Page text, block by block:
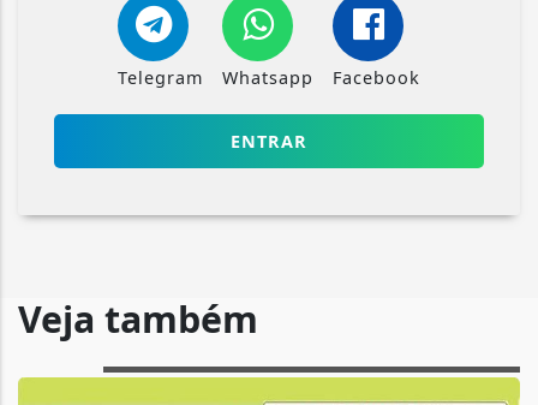
Telegram Whatsapp Facebook
ENTRAR
Veja também